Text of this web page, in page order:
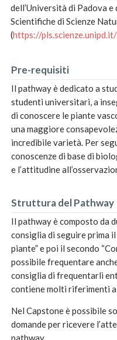
dell’Università di Padova
Scientifiche di Scienze
(https://pls.scienze.unipd.it/
Pre-requisiti
Il pathway è dedicato a
studenti universitari, a
di conoscere le piante
una maggiore
incredibile varietà. Per
conoscenze di base di
e l’attitudine
Struttura del Pathway
Il pathway è composto da
consiglia di seguire prima
piante” e poi il secondo
possibile frequentare
consiglia di frequentarli
contiene molti riferimenti
Nel Capstone è possibile
domande per ricevere
pathway.